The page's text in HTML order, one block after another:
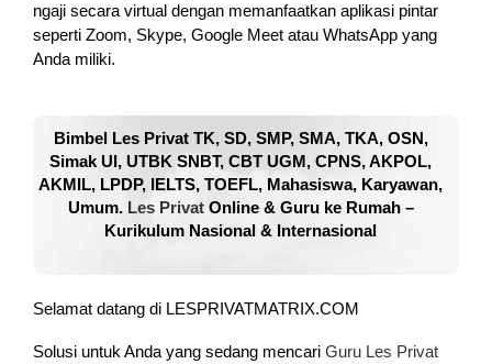
ngaji secara virtual dengan memanfaatkan aplikasi pintar
seperti Zoom, Skype, Google Meet atau WhatsApp yang
Anda miliki.
Bimbel Les Privat TK, SD, SMP, SMA, TKA, OSN,
Simak UI, UTBK SNBT, CBT UGM, CPNS, AKPOL,
AKMIL, LPDP, IELTS, TOEFL, Mahasiswa, Karyawan,
Umum. Les PrivatOnline & Guru ke Rumah –
Kurikulum Nasional & Internasional
Selamat datang di LESPRIVATMATRIX.COM
Solusi untuk Anda yang sedang mencari Guru Les Privat